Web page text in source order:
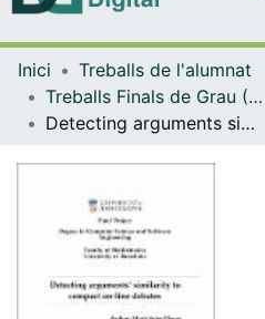
Inici
Treballs de l'alumnat
Treballs Finals de Grau (TFG) - Enginyeria Informàtica
Detecting arguments similarity to compact on-line debates